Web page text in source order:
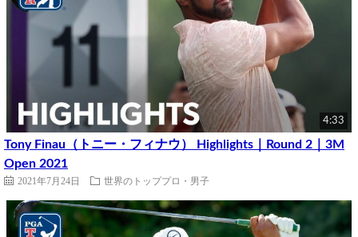
4:33
Tony Finau（トニー・フィナウ） Highlights｜Round 2｜3M
Open 2021
2021年7月24日 世界のトッププロ・男子